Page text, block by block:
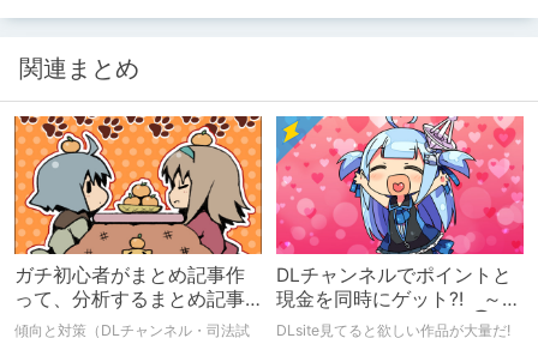
関連まとめ
ガチ初心者がまとめ記事作
って、分析するまとめ記事
８日目＆勉強記録
傾向と対策（DLチャンネル・司法試
DLチャンネルでポイントと
現金を同時にゲット?! ～ま
とめ記事作成のススメ①～
DLsite見てると欲しい作品が大量だ!